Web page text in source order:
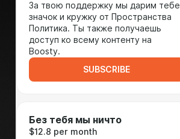
За твою поддержку мы дарим тебе
значок и кружку от Пространства
Политика. Ты также получаешь
доступ ко всему контенту на
Boosty.
SUBSCRIBE
Без тебя мы ничто
$12.8 per month